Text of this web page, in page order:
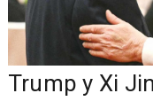
Trump y Xi